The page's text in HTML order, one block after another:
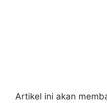
Artikel ini akan